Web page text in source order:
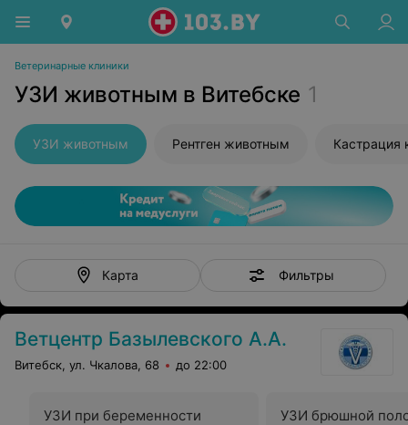
Ветеринарные клиники
УЗИ животным в Витебске 1
УЗИ животным Рентген животным Кастрация
Карта Фильтры
Ветцентр Базылевского А.А.
Витебск, ул. Чкалова, 68 до 22:00
УЗИ при беременности УЗИ брюшной